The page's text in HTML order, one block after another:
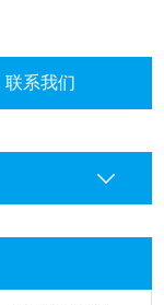
联系我们